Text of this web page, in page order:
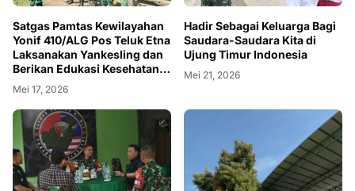
Satgas Pamtas Kewilayahan
Yonif 410/ALG Pos Teluk Etna
Laksanakan Yankesling dan
Berikan Edukasi Kesehatan
Kepada Masyarakat
Kampung Ururu
Mei 17, 2026
Hadir Sebagai Keluarga Bagi
Saudara-Saudara Kita di
Ujung Timur Indonesia
Mei 21, 2026